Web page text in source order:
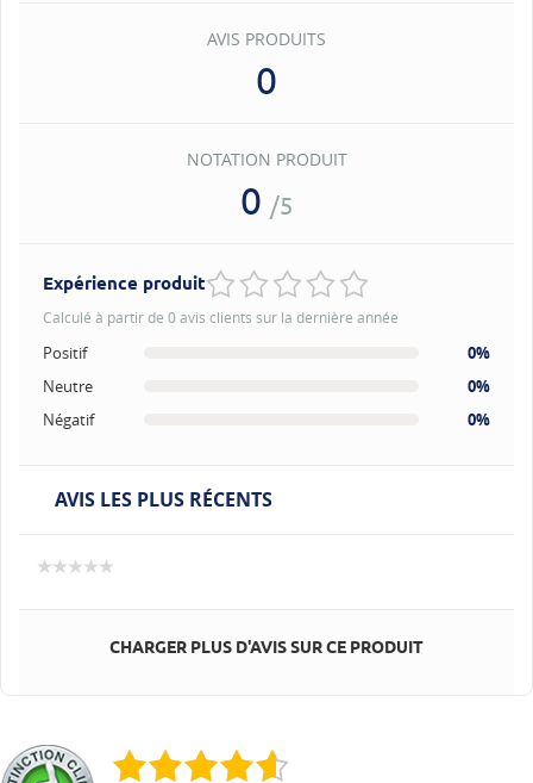
AVIS PRODUITS
0
NOTATION PRODUIT
0 /5
Expérience produit
Calculé à partir de 0 avis clients sur la dernière année
Positif
0%
Neutre
0%
Négatif
0%
AVIS LES PLUS RÉCENTS
CHARGER PLUS D'AVIS SUR CE PRODUIT